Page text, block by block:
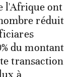
l'Afrique ont
réduit
du montant
transaction